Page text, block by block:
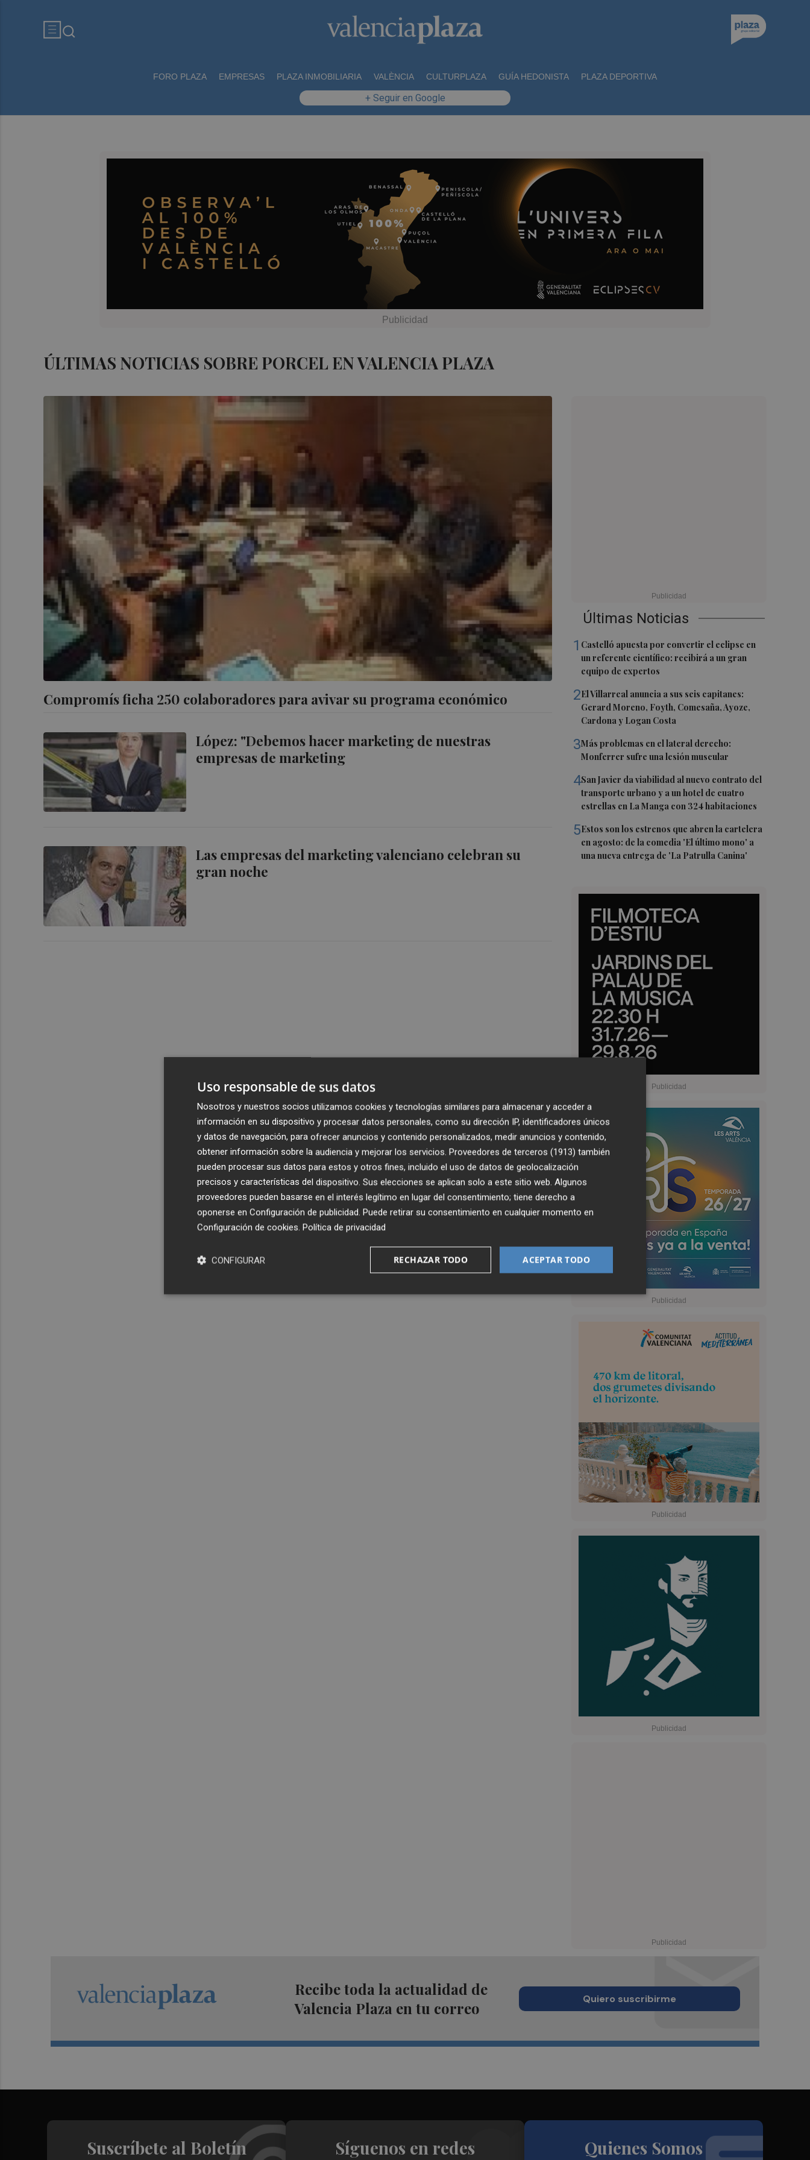
FORO PLAZA EMPRESAS PLAZA INMOBILIARIA VALÈNCIA CULTURPLAZA GUÍA HEDONISTA PLAZA DEPORTIVA
+ Seguir en Google
ÚLTIMAS NOTICIAS SOBRE PORCEL EN VALENCIA PLAZA
Compromís ficha 250 colaboradores para avivar su programa económico
López: "Debemos hacer marketing de nuestras
empresas de marketing
Las empresas del marketing valenciano celebran su
gran noche
Últimas Noticias
1 Castelló apuesta por convertir el eclipse en
un referente científico: recibirá a un gran
equipo de expertos
2El Villarreal anuncia a sus seis capitanes:
Gerard Moreno, Foyth, Comesaña, Ayoze,
Cardona y Logan Costa
3Más problemas en el lateral derecho:
Monferrer sufre una lesión muscular
4San Javier da viabilidad al nuevo contrato del
transporte urbano y a un hotel de cuatro
estrellas en La Manga con 324 habitaciones
5Estos son los estrenos que abren la cartelera
en agosto: de la comedia 'El último mono' a
una nueva entrega de 'La Patrulla Canina'
Recibe toda la actualidad de
Valencia Plaza en tu correo
Quiero suscribirme
Suscríbete al Boletín Síguenos en redes Quienes Somos
Uso responsable de sus datos
Nosotros y nuestros socios utilizamos cookies y tecnologías similares para almacenar y acceder a
información en su dispositivo y procesar datos personales, como su dirección IP, identificadores únicos
y datos de navegación, para ofrecer anuncios y contenido personalizados, medir anuncios y contenido,
obtener información sobre la audiencia y mejorar los servicios. Proveedores de terceros (1913) también
pueden procesar sus datos para estos y otros fines, incluido el uso de datos de geolocalización
precisos y características del dispositivo. Sus elecciones se aplican solo a este sitio web. Algunos
proveedores pueden basarse en el interés legítimo en lugar del consentimiento; tiene derecho a
oponerse en Configuración de publicidad. Puede retirar su consentimiento en cualquier momento en
Configuración de cookies. Política de privacidad
ACEPTAR TODO
RECHAZAR TODO
CONFIGURAR